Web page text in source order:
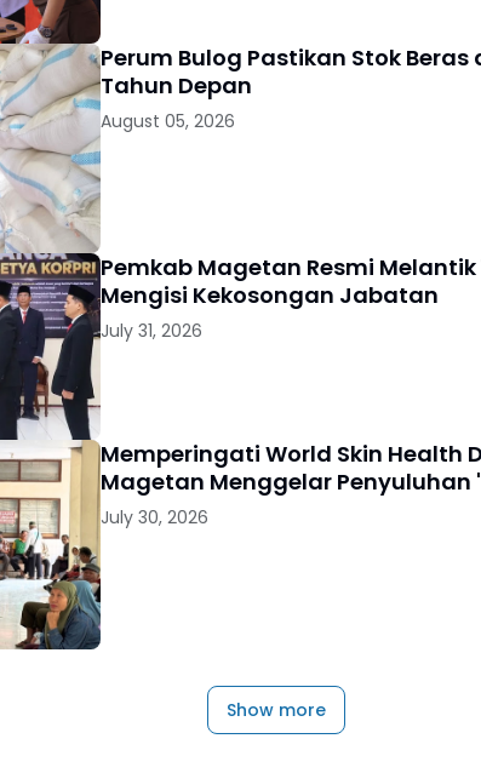
Perum Bulog Pastikan Stok
Tahun Depan
August 05, 2026
Pemkab Magetan Resmi
Mengisi Kekosongan Jabatan
July 31, 2026
Memperingati World Skin Health
Magetan Menggelar Penyuluhan
July 30, 2026
Show more